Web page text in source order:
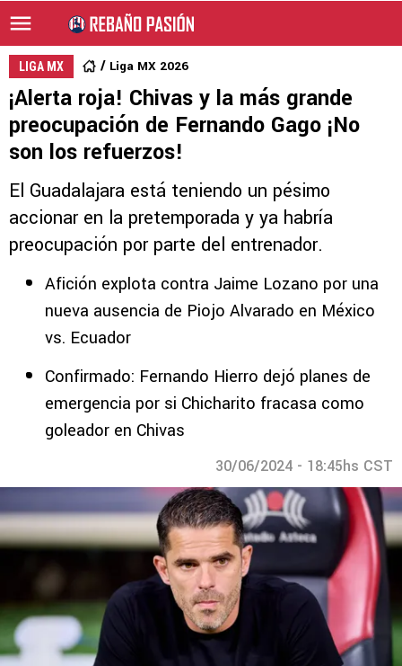
LIGA MX Liga MX 2026
¡Alerta roja! Chivas y la más grande
preocupación de Fernando Gago ¡No
son los refuerzos!
El Guadalajara está teniendo un pésimo
accionar en la pretemporada y ya habría
preocupación por parte del entrenador.
Afición explota contra Jaime Lozano por una
nueva ausencia de Piojo Alvarado en México
vs. Ecuador
Confirmado: Fernando Hierro dejó planes de
emergencia por si Chicharito fracasa como
goleador en Chivas
30/06/2024 - 18:45hs CST